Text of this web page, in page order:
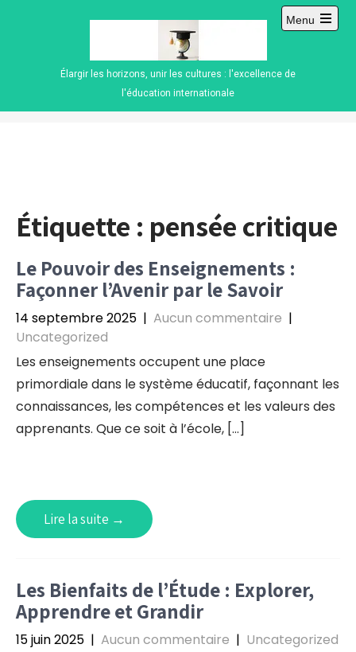
Élargir les horizons, unir les cultures : l'excellence de
l'éducation internationale
Menu
Open
Étiquette : pensée critique
Le Pouvoir des Enseignements :
Façonner l’Avenir par le Savoir
14 septembre 2025 | Aucun commentaire |
Uncategorized
Les enseignements occupent une place
primordiale dans le système éducatif, façonnant les
connaissances, les compétences et les valeurs des
apprenants. Que ce soit à l’école, […]
Lire la suite →
Les Bienfaits de l’Étude : Explorer,
Apprendre et Grandir
15 juin 2025 | Aucun commentaire | Uncategorized